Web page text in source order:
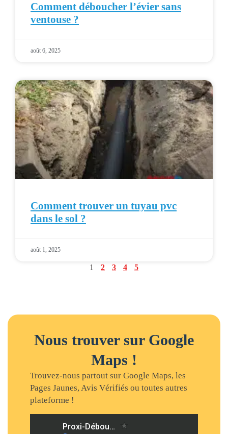
Comment déboucher l’évier sans
ventouse ?
août 6, 2025
Comment trouver un tuyau pvc
dans le sol ?
août 1, 2025
1 2 3 4 5
Nous trouver sur Google
Maps !
Trouvez-nous partout sur Google Maps, les
Pages Jaunes, Avis Vérifiés ou toutes autres
plateforme !